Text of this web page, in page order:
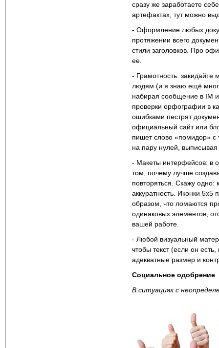
сразу же заработаете
артефактах, тут можно
- Оформление любых
протяжении всего
стили заголовков. Про
ее.
- Грамотность:
людям (и я знаю ещё
набирая сообщение в IM
проверки орфографии в
ошибками пестрят
официальный сайт или
пишет слово «помидор» с
на пару нулей,
- Макеты интерфейсов: в
том, почему лучше
повторяться. Скажу одно:
аккуратность. Иконки
образом, что ломаются
одинаковых элементов,
вашей работе.
- Любой визуальный
чтобы текст (если он
адекватные размер и
Социальное одобрение
В ситуациях с